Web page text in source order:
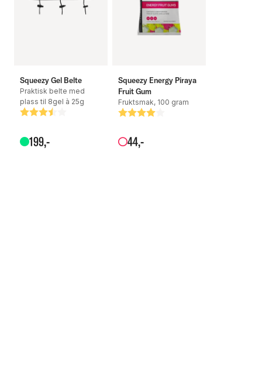
Squeezy Gel Belte
Praktisk belte med
plass til 8gel à 25g
Betyg:
3.5 utav 5 stjärnor
199,-
Squeezy Energy Piraya
Fruit Gum
Fruktsmak, 100 gram
Betyg:
4.0 utav 5 stjärnor
44,-